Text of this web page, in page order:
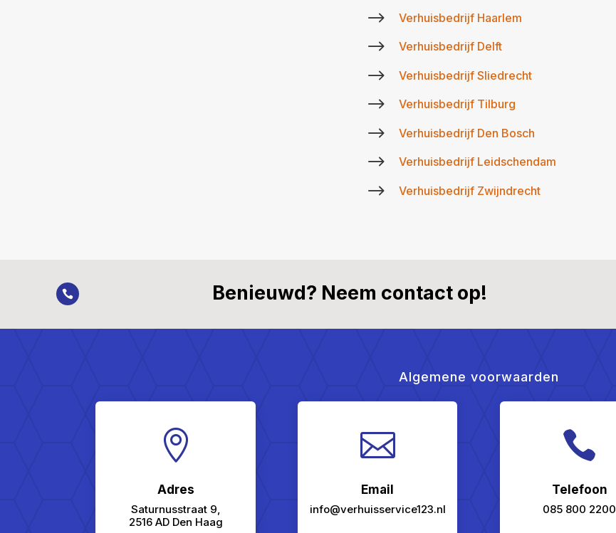
$ Verhuisbedrijf Haarlem
$ Verhuisbedrijf Delft
$ Verhuisbedrijf Sliedrecht
$ Verhuisbedrijf Tilburg
$ Verhuisbedrijf Den Bosch
$ Verhuisbedrijf Leidschendam
$ Verhuisbedrijf Zwijndrecht
 Benieuwd? Neem contact op!
Algemene voorwaarden

Adres
Saturnusstraat 9,
2516 AD Den Haag

Email
info@verhuisservice123.nl

Telefoon
085 800 2200